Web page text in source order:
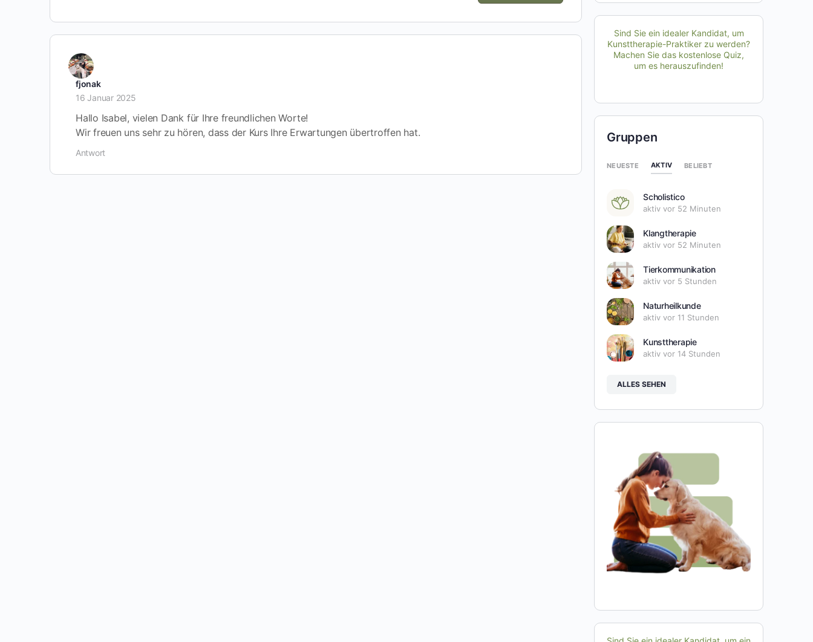
fjonak
16 Januar 2025
Hallo Isabel, vielen Dank für Ihre freundlichen Worte!
Wir freuen uns sehr zu hören, dass der Kurs Ihre Erwartungen übertroffen hat.
Antwort
Sind Sie ein idealer Kandidat, um
Kunsttherapie-Praktiker zu werden?
Machen Sie das kostenlose Quiz,
um es herauszufinden!
Gruppen
NEUESTE AKTIV BELIEBT
Scholistico
aktiv vor 52 Minuten
Klangtherapie
aktiv vor 52 Minuten
Tierkommunikation
aktiv vor 5 Stunden
Naturheilkunde
aktiv vor 11 Stunden
Kunsttherapie
aktiv vor 14 Stunden
ALLES SEHEN